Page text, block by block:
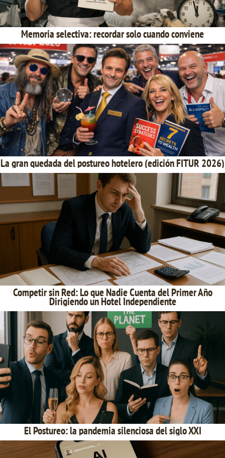
Memoria selectiva: recordar solo cuando conviene
La gran quedada del postureo hotelero (edición FITUR 2026)
Competir sin Red: Lo que Nadie Cuenta del Primer Año
Dirigiendo un Hotel Independiente
El Postureo: la pandemia silenciosa del siglo XXI